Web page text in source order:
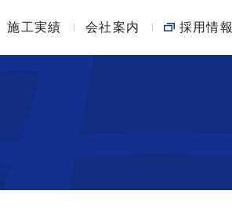
施工実績
土木工事 会社案内
創業100周年の歩み採用情報